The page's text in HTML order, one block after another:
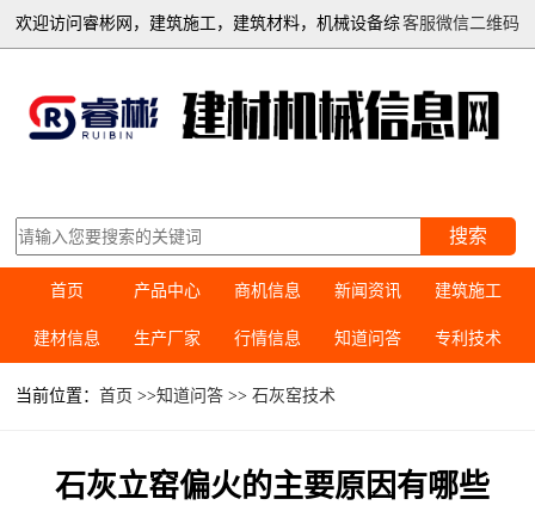
客服微信二维码
欢迎访问睿彬网，建筑施工，建筑材料，机械设备综
搜索
首页 产品中心 商机信息 新闻资讯 建筑施工
建材信息 生产厂家 行情信息 知道问答 专利技术
当前位置：首页 >>知道问答 >>石灰窑技术
石灰立窑偏火的主要原因有哪些